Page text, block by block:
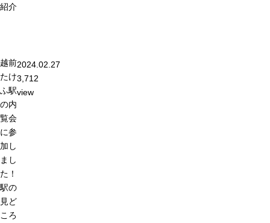
紹介
越前
たけ
ふ駅
の内
覧会
に参
加し
まし
た！
駅の
見ど
ころ
2024.02.27
3,712
view